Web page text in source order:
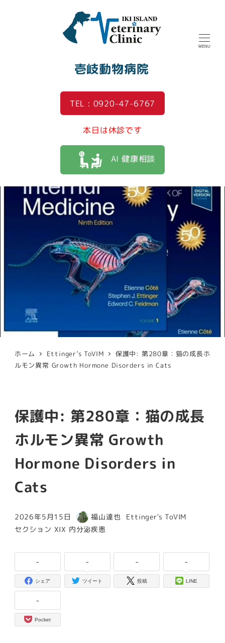
壱岐動物病院
MENU
TEL : 0920-47-6767
本日は休診です
AI 健康相談
ホーム Ettinger’s ToVIM
保護中: 第280章：猫の成長ホ
ルモン異常 Growth Hormone Disorders in Cats
保護中: 第280章：猫の成長
ホルモン異常 Growth
Hormone Disorders in
Cats
投稿日
2026年5月15日
著
者
福山達也 カテゴリー
Ettinger's ToVIM
カテゴリー
セクション XIX 内分泌疾患
-
シェア
-
ツイート
-
投稿
-
LINE
-
Pocket